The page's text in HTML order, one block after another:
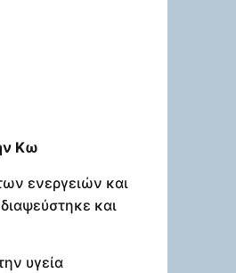
Κω
ενεργειών και
και
υγεία